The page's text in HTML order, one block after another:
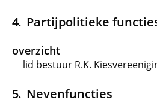
Partijpolitieke
overzicht
lid bestuur R.K.
Nevenfuncties